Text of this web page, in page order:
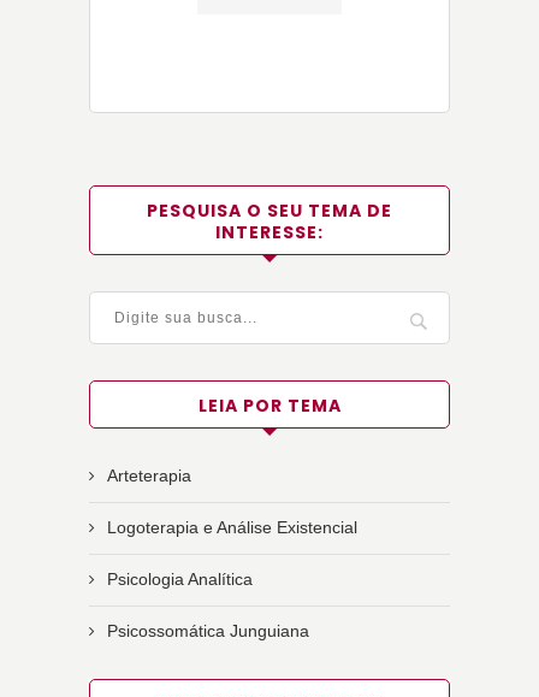
PESQUISA O SEU TEMA DE
INTERESSE:
LEIA POR TEMA
Arteterapia
Logoterapia e Análise Existencial
Psicologia Analítica
Psicossomática Junguiana